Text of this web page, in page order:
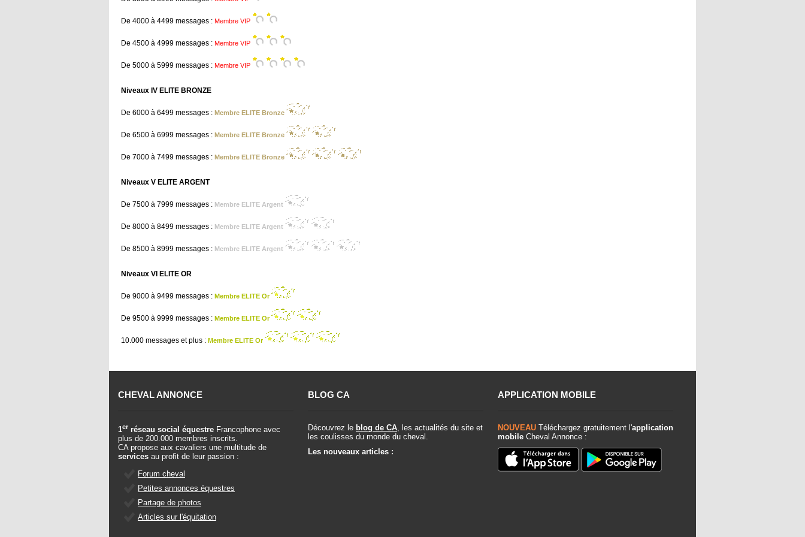
De 4000 à 4499 messages : Membre VIP
De 4500 à 4999 messages : Membre VIP
De 5000 à 5999 messages : Membre VIP
Niveaux IV ELITE BRONZE
De 6000 à 6499 messages : Membre ELITE Bronze
De 6500 à 6999 messages : Membre ELITE Bronze
De 7000 à 7499 messages : Membre ELITE Bronze
Niveaux V ELITE ARGENT
De 7500 à 7999 messages : Membre ELITE Argent
De 8000 à 8499 messages : Membre ELITE Argent
De 8500 à 8999 messages : Membre ELITE Argent
Niveaux VI ELITE OR
De 9000 à 9499 messages : Membre ELITE Or
De 9500 à 9999 messages : Membre ELITE Or
10.000 messages et plus : Membre ELITE Or
CHEVAL ANNONCE
1er réseau social équestre Francophone avec
plus de 200.000 membres inscrits.
CA propose aux cavaliers une multitude de
services au profit de leur passion :
Forum cheval
Petites annonces équestres
Partage de photos
Articles sur l'équitation
BLOG CA
Découvrez le blog de CA , les actualités du site et
les coulisses du monde du cheval.
Les nouveaux articles :
APPLICATION MOBILE
NOUVEAU Téléchargez gratuitement l'application
mobile Cheval Annonce :